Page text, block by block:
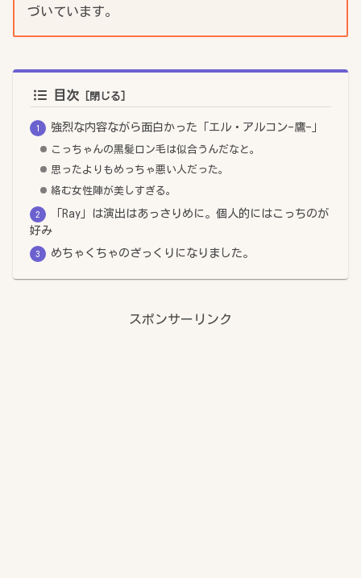
づいています。
目次
強烈な内容ながら面白かった「エル・アルコン-鷹-」
こっちゃんの黒髪ロン毛は似合うんだなと。
思ったよりもめっちゃ悪い人だった。
絡む女性陣が美しすぎる。
「Ray」は演出はあっさりめに。個人的にはこっちのが
好み
めちゃくちゃのざっくりになりました。
スポンサーリンク